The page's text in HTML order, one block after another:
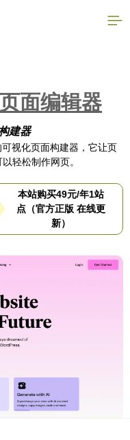
面编辑器
建器
视化页面构建器，它让页
轻松制作网页。
本站购买49元/年1站
点（官方正版 在线更
新）